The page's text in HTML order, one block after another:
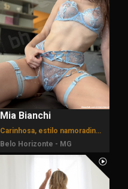
Mia Bianchi
Carinhosa, estilo namoradinha.
Belo Horizonte - MG